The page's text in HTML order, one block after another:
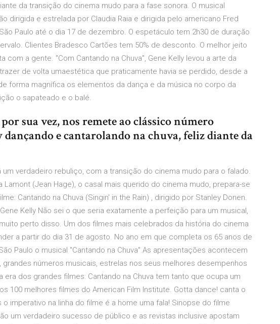
da transição do cinema mudo para a fase sonora. O musical
dirigida e estrelada por Claudia Raia e dirigida pelo americano Fred
Paulo até o dia 17 de dezembro. O espetáculo tem 2h30 de duração
Clientes Bradesco Cartões tem 50% de desconto. O melhor jeito
com a gente. "Com Cantando na Chuva", Gene Kelly levou a arte da
de volta umaestética que praticamente havia se perdido, desde a
forma magnífica os elementos da dança e da música no corpo da
o sapateado e o balé.
sua vez, nos remete ao clássico número
e cantarolando na chuva, feliz diante da
um verdadeiro rebuliço, com a transição do cinema mudo para o falado.
Lamont (Jean Hage), o casal mais querido do cinema mudo, prepara-se
Cantando na Chuva (Singin' in the Rain) , dirigido por Stanley Donen.
Kelly Não sei o que seria exatamente a perfeição para um musical,
perto disso. Um dos filmes mais celebrados da história do cinema
a partir do dia 31 de agosto. No ano em que completa os 65 anos de
Paulo o musical "Cantando na Chuva".As apresentações acontecem
números musicais, estrelas nos seus melhores desempenhos
era dos grandes filmes: Cantando na Chuva tem tanto que ocupa um
100 melhores filmes do American Film Institute. Gotta dance! canta o
imperativo na linha do filme é a home uma fala! Sinopse do filme
um verdadeiro sucesso de público e as revistas inclusive apostam